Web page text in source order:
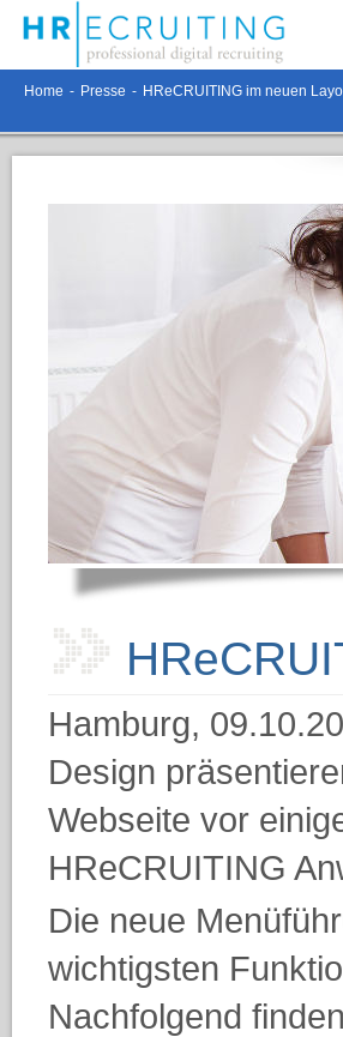
Home - Presse - HReCRUITING im neuen
Hamburg,
Design
Webseite vor
HReCRUITING
Die neue
wichtigsten
Nachfolgend